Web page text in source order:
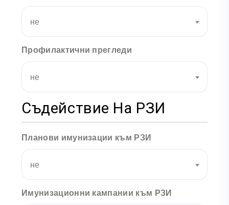
не
Профилактични прегледи
не
Съдействие На РЗИ
Планови имунизации към РЗИ
не
Имунизационни кампании към РЗИ